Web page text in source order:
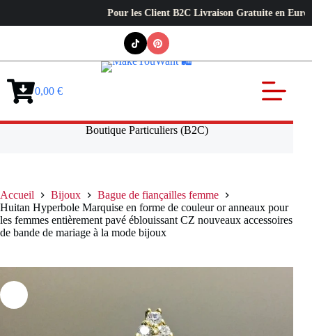
Pour les Client B2C Livraison Gratuite en Europe ✦
Panier0,00 €
Boutique Particuliers (B2C)
Accueil Bijoux
Bague de fiançailles femme
Huitan Hyperbole Marquise en forme de couleur or anneaux pour
les femmes entièrement pavé éblouissant CZ nouveaux accessoires
de bande de mariage à la mode bijoux